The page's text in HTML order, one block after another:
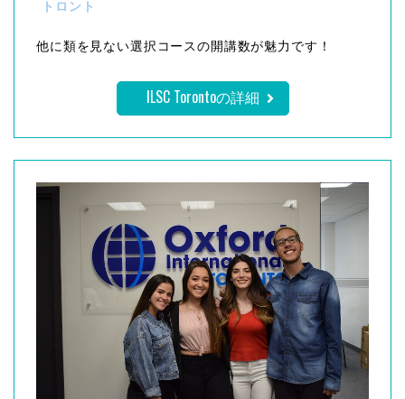
トロント
他に類を見ない選択コースの開講数が魅力です！
ILSC Torontoの詳細